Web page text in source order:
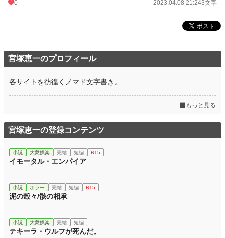
累計ポイント 1,127 pt (191,624 位)
0 2023.04.08 21:243文字
宮塚恵一のプロフィール
各サイトを彷徨くノマド文字書き。
もっと見る
宮塚恵一の登録コンテンツ
小説 大衆娯楽 完結 短編 R15
イモータル・エンパイア
小説 ホラー 完結 短編 R15
泥の殻々/骸の相承
小説 大衆娯楽 完結 短編
テキーラ・ウルフが死んだ。